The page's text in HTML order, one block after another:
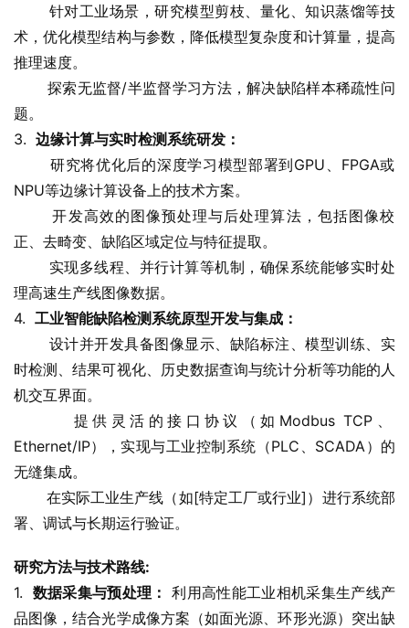
术，优化模型结构与参数，降低模型复杂度和计算量，提高
推理速度。
       探索无监督/半监督学习方法，解决缺陷样本稀疏性问
题。
3. 边缘计算与实时检测系统研发：
NPU等边缘计算设备上的技术方案。
       开发高效的图像预处理与后处理算法，包括图像校
正、去畸变、缺陷区域定位与特征提取。
理高速生产线图像数据。
4. 工业智能缺陷检测系统原型开发与集成：
时检测、结果可视化、历史数据查询与统计分析等功能的人
机交互界面。
Ethernet/IP），实现与工业控制系统（PLC、SCADA）的
无缝集成。
署、调试与长期运行验证。
研究方法与技术路线:
1. 数据采集与预处理： 利用高性能工业相机采集生产线产
品图像，结合光学成像方案（如面光源、环形光源）突出缺